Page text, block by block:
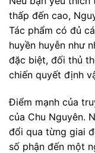
thấp đến cao,
Tác phẩm có đủ
huyền huyễn như
đặc biệt, đối thủ
chiến quyết định
Điểm mạnh của
của Chu Nguyên.
đổi qua từng giai
số phận đến một